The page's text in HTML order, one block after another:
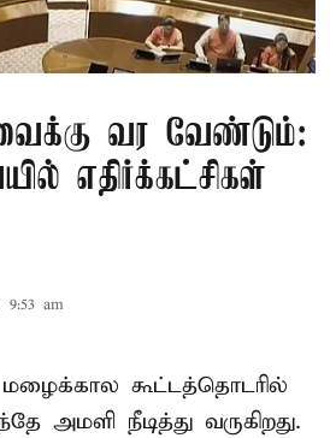
வர வேண்டும்:
எதிர்க்கட்சிகள்
9:53 am
கூட்டத்தொடரில்
அமளி நீடித்து வருகிறது.